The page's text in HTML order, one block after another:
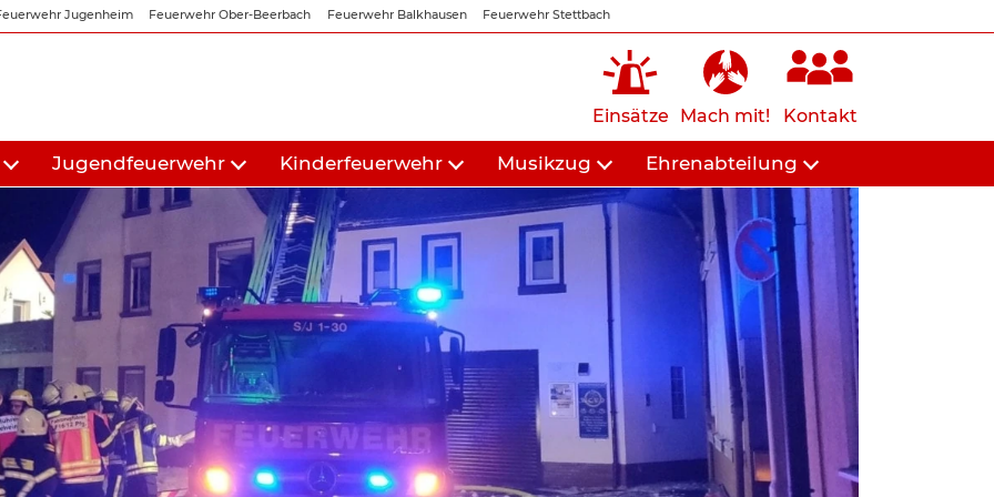
Jugenheim Feuerwehr Ober-Beerbach Feuerwehr Balkhausen Feuerwehr Stettbach
Einsätze Mach mit! Kontakt
Jugendfeuerwehr Kinderfeuerwehr Musikzug Ehrenabteilung